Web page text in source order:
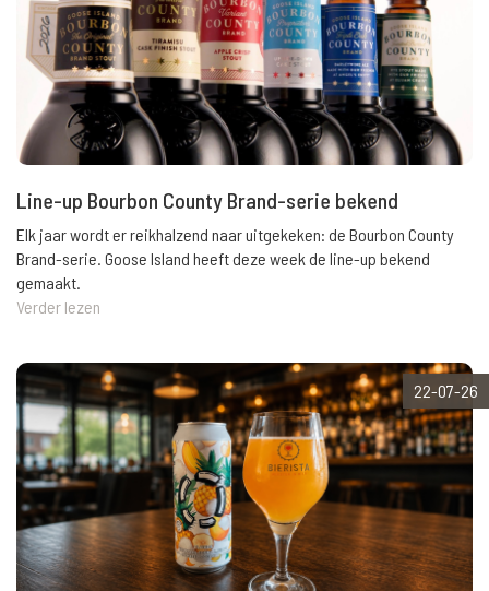
Line-up Bourbon County Brand-serie bekend
Elk jaar wordt er reikhalzend naar uitgekeken: de Bourbon County
Brand-serie. Goose Island heeft deze week de line-up bekend
gemaakt.
Verder lezen
22-07-26